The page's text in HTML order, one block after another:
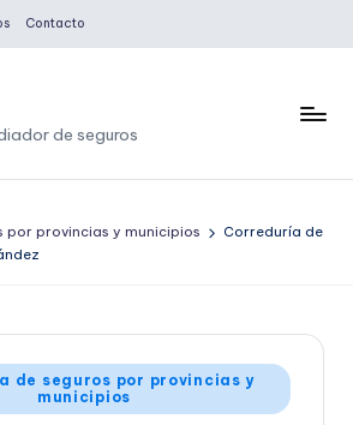
Contacto
de seguros
por provincias y municipios
Correduría de
de seguros por provincias y
municipios